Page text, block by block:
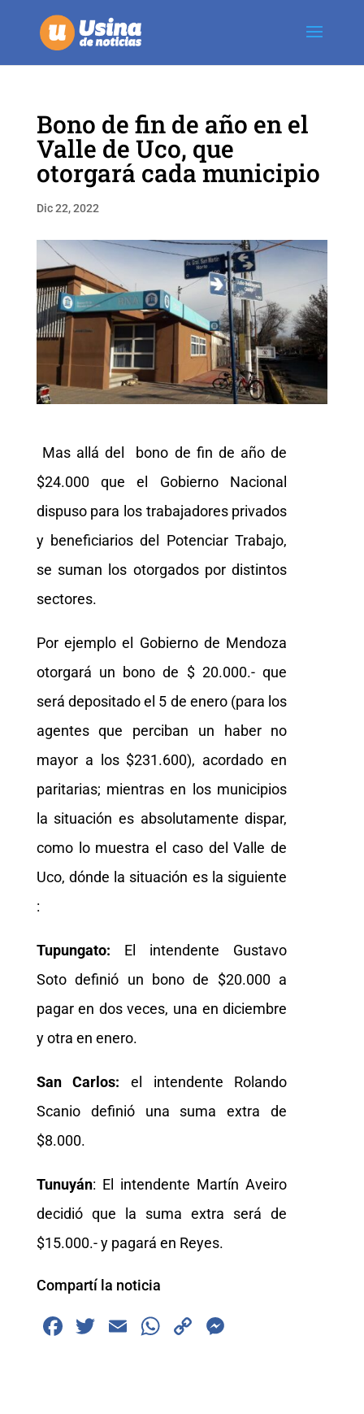
Bono de fin de año en el
Valle de Uco, que
otorgará cada municipio
Dic 22, 2022
Mas allá del bono de fin de año de
$24.000 que el Gobierno Nacional
dispuso para los trabajadores privados
y beneficiarios del Potenciar Trabajo,
se suman los otorgados por distintos
sectores.
Por ejemplo el Gobierno de Mendoza
otorgará un bono de $ 20.000.- que
será depositado el 5 de enero (para los
agentes que perciban un haber no
mayor a los $231.600), acordado en
paritarias; mientras en los municipios
la situación es absolutamente dispar,
como lo muestra el caso del Valle de
Uco, dónde la situación es la siguiente
:
Tupungato: El intendente Gustavo
Soto definió un bono de $20.000 a
pagar en dos veces, una en diciembre
y otra en enero.
San Carlos: el intendente Rolando
Scanio definió una suma extra de
$8.000.
Tunuyán: El intendente Martín Aveiro
decidió que la suma extra será de
$15.000.- y pagará en Reyes.
Compartí la noticia
F
T
E
W
C